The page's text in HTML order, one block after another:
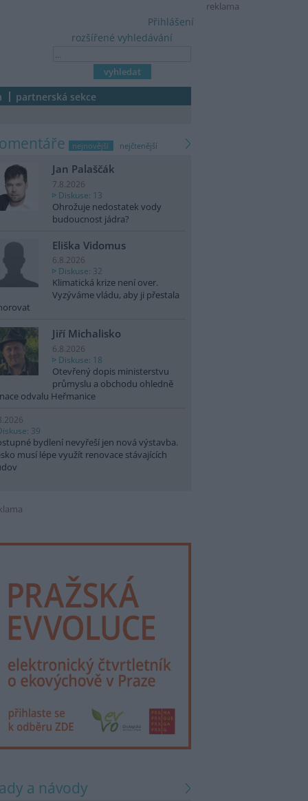
reklama
rozšířené vyhledávání
Přihlášení
partnerská sekce
nejnovější nejčtenější
Jan Palaščák
7.8.2026
Diskuse: 13
Ohrožuje nedostatek vody
budoucnost jádra?
Eliška Vidomus
6.8.2026
Diskuse: 32
Klimatická krize není over.
Vyzýváme vládu, aby ji přestala
Jiří Michalisko
6.8.2026
Diskuse: 18
Otevřený dopis ministerstvu
průmyslu a obchodu ohledně
odvalu Heřmanice
39
bydlení nevyřeší jen nová výstavba.
musí lépe využít renovace stávajících
a návody